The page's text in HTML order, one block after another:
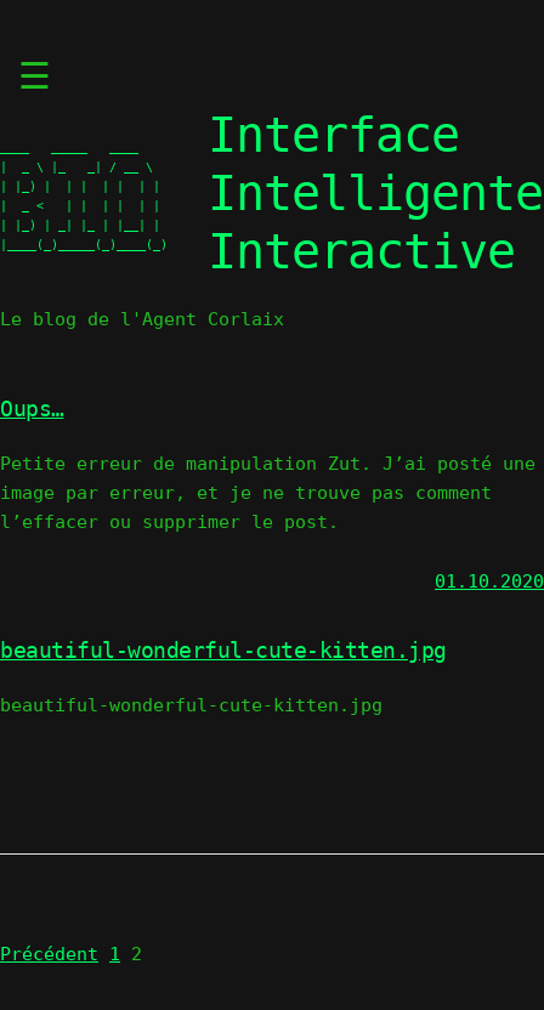
☰
|  _ \ |_   _| / __ \
| |_) |  | |  | |  | |
|  _ <   | |  | |  | |
| |_) | _| |_ | |__| |
|____(_)_____(_)____(_)
Interface
Intelligente
Interactive
Le blog de l'Agent Corlaix
Oups…
Petite erreur de manipulation Zut. J’ai posté une
image par erreur, et je ne trouve pas comment
l’effacer ou supprimer le post.
01.10.2020
beautiful-wonderful-cute-kitten.jpg
beautiful-wonderful-cute-kitten.jpg
Précédent Page
1 Page
2